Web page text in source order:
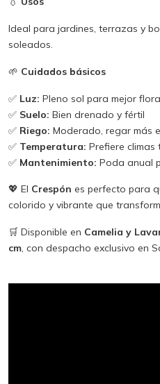
Ideal para jardines, terrazas y
soleados.
🌱 Cuidados básicos
✅ Luz: Pleno sol para mejor
✅ Suelo: Bien drenado y fértil
✅ Riego: Moderado, regar más
✅ Temperatura: Prefiere climas
✅ Mantenimiento: Poda anual
💖 El Crespón es perfecto para
colorido y vibrante que
🛒 Disponible en Camelia y
cm, con despacho exclusivo en